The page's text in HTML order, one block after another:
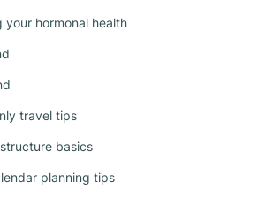
your hormonal health
travel tips
basics
planning tips